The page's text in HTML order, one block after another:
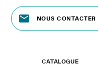
NOUS CONTACTER
CATALOGUE